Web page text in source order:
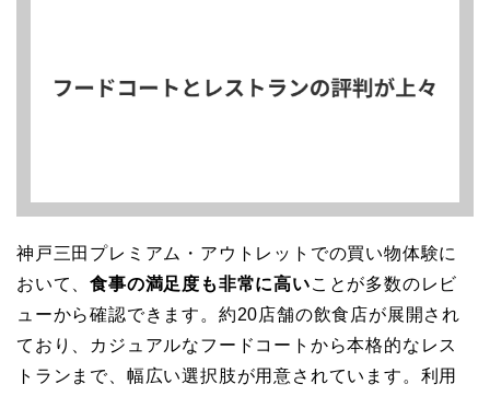
神戸三田プレミアム・アウトレットでの買い物体験に
おいて、食事の満足度も非常に高いことが多数のレビ
ューから確認できます。約20店舗の飲食店が展開され
ており、カジュアルなフードコートから本格的なレス
トランまで、幅広い選択肢が用意されています。利用